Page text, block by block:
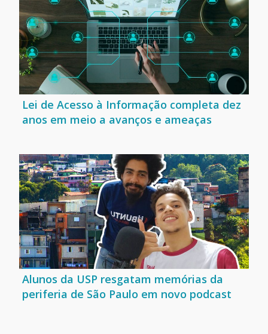
Lei de Acesso à Informação completa dez
anos em meio a avanços e ameaças
Alunos da USP resgatam memórias da
periferia de São Paulo em novo podcast